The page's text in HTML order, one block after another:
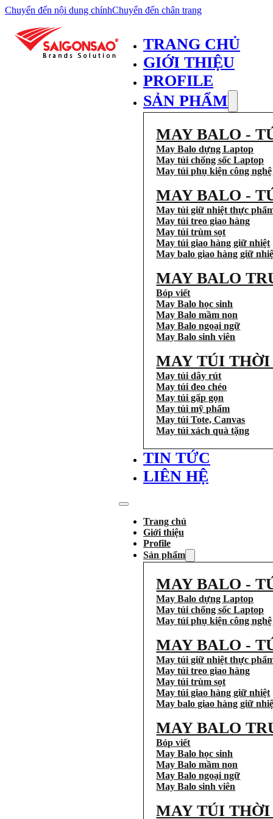
Chuyển đến nội dung chínhChuyển đến chân trang
TRANG CHỦ
GIỚI THIỆU
PROFILE
SẢN PHẨM
MAY BALO -
May Balo dựng Laptop
May túi chống sốc Laptop
May túi phụ kiện công nghệ
MAY BALO -
May túi giữ nhiệt thực
May túi treo giao hàng
May túi trùm sọt
May túi giao hàng giữ nhiệt
May balo giao hàng giữ
MAY BALO
Bóp viết
May Balo học sinh
May Balo mầm non
May Balo ngoại ngữ
May Balo sinh viên
MAY TÚI
May túi dây rút
May túi đeo chéo
May túi gấp gọn
May túi mỹ phẩm
May túi Tote, Canvas
May túi xách quà tặng
TIN TỨC
LIÊN HỆ
Trang chủ
Giới thiệu
Profile
Sản phẩm
MAY BALO -
May Balo dựng Laptop
May túi chống sốc Laptop
May túi phụ kiện công nghệ
MAY BALO -
May túi giữ nhiệt thực
May túi treo giao hàng
May túi trùm sọt
May túi giao hàng giữ nhiệt
May balo giao hàng giữ
MAY BALO
Bóp viết
May Balo học sinh
May Balo mầm non
May Balo ngoại ngữ
May Balo sinh viên
MAY TÚI